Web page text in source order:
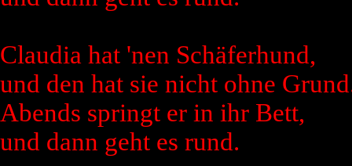
Claudia hat 'nen Schäferhund,
und den hat sie nicht ohne
Abends springt er in ihr Bett,
und dann geht es rund.